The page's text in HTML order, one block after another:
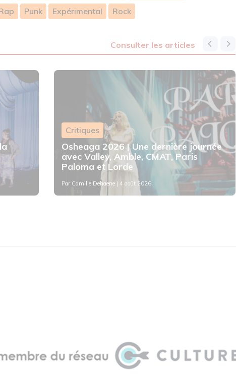
Punk Expérimental Rock
consulter les articles
Critiques
Osheaga 2026 | Une dernière journée
avec Valley, Amble, CMAT, Paris
Paloma et Lorde
Par Camille Dehaene| 4 août 2026